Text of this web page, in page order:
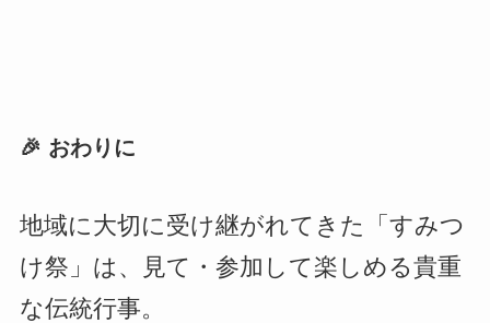
🎉 おわりに
地域に大切に受け継がれてきた「すみつ
け祭」は、見て・参加して楽しめる貴重
な伝統行事。